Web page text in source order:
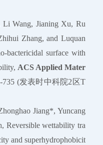
Wang, Jianing Xu, Ru
Zhang, and Luquan
bactericidal surface with
ACS Applied Mater
735 (发表时中科院2区T
Jiang*, Yuncang
Reversible wettability tra
and superhydrophobicit